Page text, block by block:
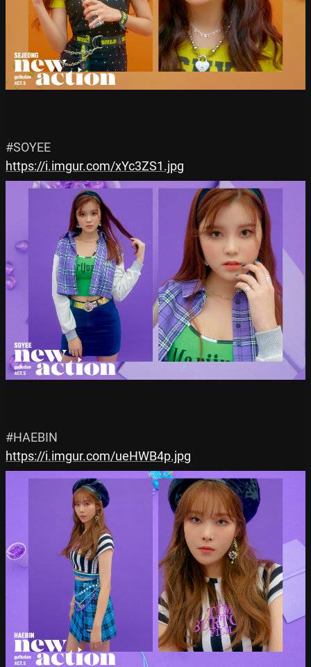
https://i.imgur.com/xYc3ZS1.jpg
https://i.imgur.com/ueHWB4p.jpg